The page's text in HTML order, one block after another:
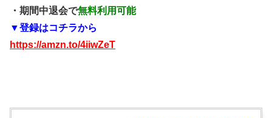
・期間中退会で無料利用可能
▼登録はコチラから
https://amzn.to/4iiwZeT